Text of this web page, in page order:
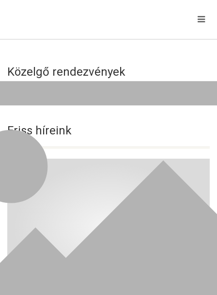
Közelgő rendezvények
Friss híreink